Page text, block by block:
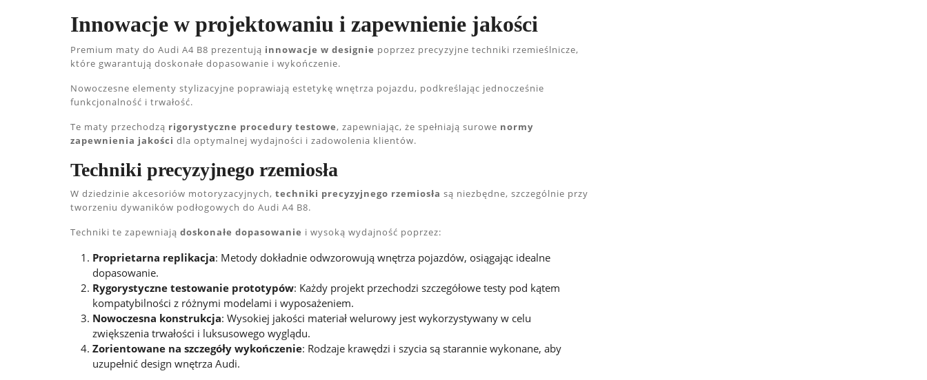
Innowacje w projektowaniu i zapewnienie jakości
Premium maty do Audi A4 B8 prezentują innowacje w designie poprzez precyzyjne techniki rzemieślnicze,
które gwarantują doskonałe dopasowanie i wykończenie.
Nowoczesne elementy stylizacyjne poprawiają estetykę wnętrza pojazdu, podkreślając jednocześnie
funkcjonalność i trwałość.
Te maty przechodzą rigorystyczne procedury testowe, zapewniając, że spełniają surowe normy
zapewnienia jakości dla optymalnej wydajności i zadowolenia klientów.
Techniki precyzyjnego rzemiosła
W dziedzinie akcesoriów motoryzacyjnych, techniki precyzyjnego rzemiosła są niezbędne, szczególnie przy
tworzeniu dywaników podłogowych do Audi A4 B8.
Techniki te zapewniają doskonałe dopasowanie i wysoką wydajność poprzez:
Proprietarna replikacja: Metody dokładnie odwzorowują wnętrza pojazdów, osiągając idealne
dopasowanie.
Rygorystyczne testowanie prototypów: Każdy projekt przechodzi szczegółowe testy pod kątem
kompatybilności z różnymi modelami i wyposażeniem.
Nowoczesna konstrukcja: Wysokiej jakości materiał welurowy jest wykorzystywany w celu
zwiększenia trwałości i luksusowego wyglądu.
Zorientowane na szczegóły wykończenie: Rodzaje krawędzi i szycia są starannie wykonane, aby
uzupełnić design wnętrza Audi.